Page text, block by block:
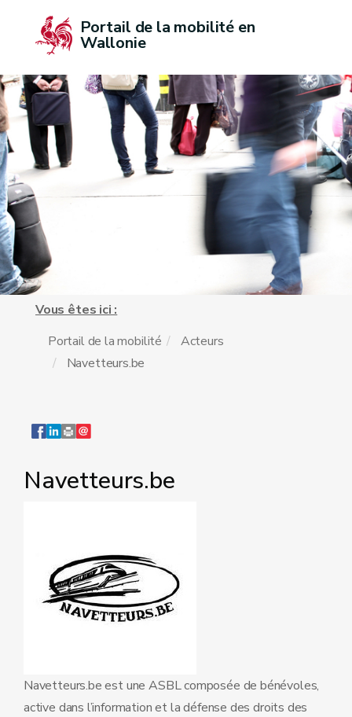
Portail de la mobilité en
Wallonie
Vous êtes ici :
Portail de la mobilité
Acteurs
Navetteurs.be
Navetteurs.be
Navetteurs.be est une ASBL composée de bénévoles,
active dans l’information et la défense des droits des